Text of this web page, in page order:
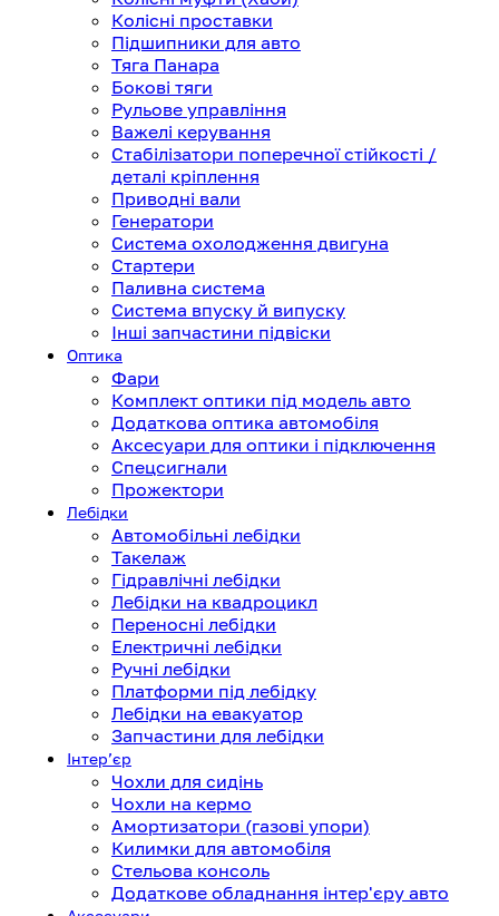
Колісні проставки
Підшипники для авто
Тяга Панара
Бокові тяги
Рульове управління
Важелі керування
Стабілізатори поперечної стійкості /
деталі кріплення
Приводні вали
Генератори
Система охолодження двигуна
Стартери
Паливна система
Система впуску й випуску
Інші запчастини підвіски
Оптика
Фари
Комплект оптики під модель авто
Додаткова оптика автомобіля
Аксесуари для оптики і підключення
Спецсигнали
Прожектори
Лебідки
Автомобільні лебідки
Такелаж
Гідравлічні лебідки
Лебідки на квадроцикл
Переносні лебідки
Електричні лебідки
Ручні лебідки
Платформи під лебідку
Лебідки на евакуатор
Запчастини для лебідки
Інтерʼєр
Чохли для сидінь
Чохли на кермо
Амортизатори (газові упори)
Килимки для автомобіля
Стельова консоль
Додаткове обладнання інтер'єру авто